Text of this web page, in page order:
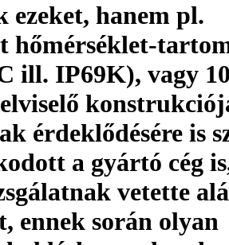
ezeket, hanem pl.
hőmérséklet-
ill. IP69K), vagy
érdeklődésére is
a gyártó cég
vetette
ennek során olyan